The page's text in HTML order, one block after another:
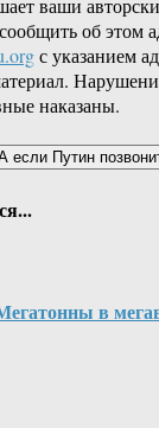
ваши
об этом
с указанием
наказаны.
в